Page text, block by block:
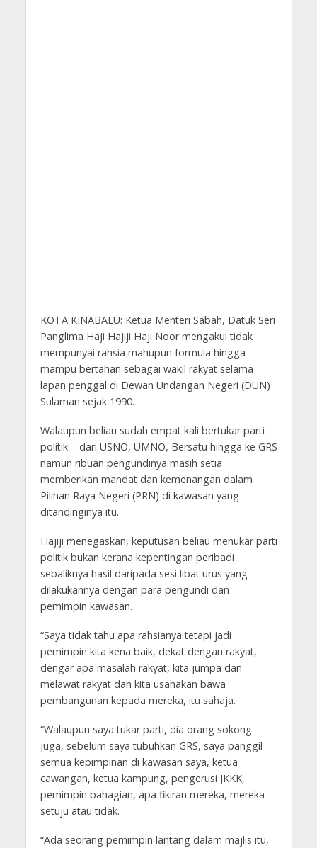
KOTA KINABALU: Ketua Menteri Sabah, Datuk Seri
Panglima Haji Hajiji Haji Noor mengakui tidak
mempunyai rahsia mahupun formula hingga
mampu bertahan sebagai wakil rakyat selama
lapan penggal di Dewan Undangan Negeri (DUN)
Sulaman sejak 1990.
Walaupun beliau sudah empat kali bertukar parti
politik – dari USNO, UMNO, Bersatu hingga ke GRS
namun ribuan pengundinya masih setia
memberikan mandat dan kemenangan dalam
Pilihan Raya Negeri (PRN) di kawasan yang
ditandinginya itu.
Hajiji menegaskan, keputusan beliau menukar parti
politik bukan kerana kepentingan peribadi
sebaliknya hasil daripada sesi libat urus yang
dilakukannya dengan para pengundi dan
pemimpin kawasan.
“Saya tidak tahu apa rahsianya tetapi jadi
pemimpin kita kena baik, dekat dengan rakyat,
dengar apa masalah rakyat, kita jumpa dan
melawat rakyat dan kita usahakan bawa
pembangunan kepada mereka, itu sahaja.
“Walaupun saya tukar parti, dia orang sokong
juga, sebelum saya tubuhkan GRS, saya panggil
semua kepimpinan di kawasan saya, ketua
cawangan, ketua kampung, pengerusi JKKK,
pemimpin bahagian, apa fikiran mereka, mereka
setuju atau tidak.
“Ada seorang pemimpin lantang dalam majlis itu,